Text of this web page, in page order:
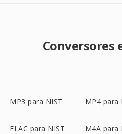
Conversores
MP3 para NIST MP4 para
FLAC para NIST M4A para